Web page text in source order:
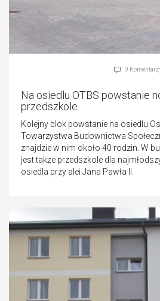
9
Na osiedlu OTBS powstanie
przedszkole
Kolejny blok powstanie na osiedlu
Towarzystwa Budownictwa
znajdzie w nim około 40 rodzin. W
jest także przedszkole dla
osiedla przy alei Jana Pawła II.